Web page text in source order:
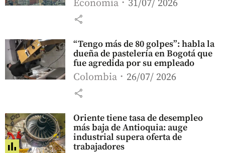
Economía 31/07/ 2026
share
“Tengo más de 80 golpes”: habla la
dueña de pastelería en Bogotá que
fue agredida por su empleado
Colombia 26/07/ 2026
share
Oriente tiene tasa de desempleo
más baja de Antioquia: auge
industrial supera oferta de
trabajadores